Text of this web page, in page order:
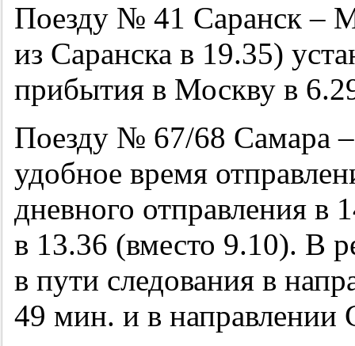
Поезду № 41 Саранск –
из Саранска в 19.35)
прибытия в Москву в
Поезду № 67/68 Самара –
удобное время
дневного отправления
в 13.36 (вместо 9.10). В
в пути следования в
49 мин. и в направлении